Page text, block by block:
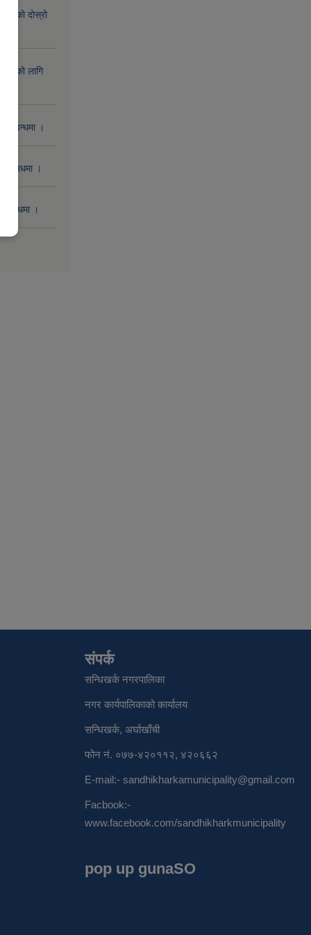
दोस्रो
लागि
सम्बन्धमा ।
।
।
संपर्क
सन्धिखर्क नगरपालिका
नगर कार्यपालिकाको कार्यालय
सन्धिखर्क, अर्घाखाँची
फोन नं. ०७७-४२०११२, ४२०६६२
E-mail:- sandhikharkamunicipality@gmail.com
Facbook:-
www.facebook.com/sandhikharkmunicipality
pop up gunaSO